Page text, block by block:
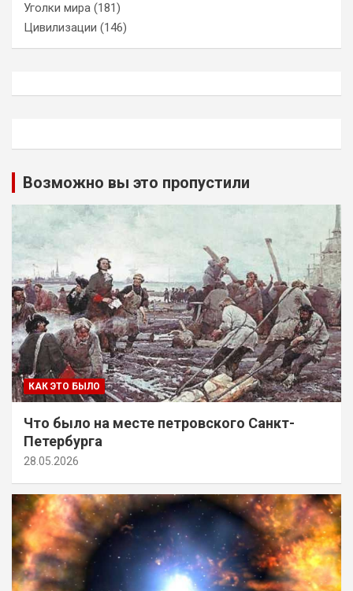
Уголки мира (181)
Цивилизации (146)
Возможно вы это пропустили
КАК ЭТО БЫЛО
Что было на месте петровского Санкт-
Петербурга
28.05.2026